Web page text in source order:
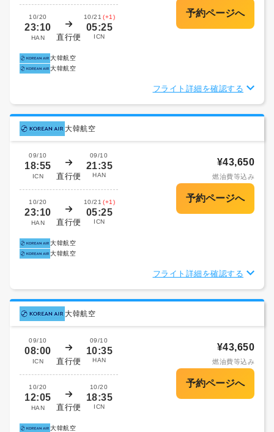
10/20
23:10
HAN 直行便
10/21 (+1)
05:25
ICN
大韓航空
大韓航空
フライト詳細を確認する
大韓航空
09/10
18:55
ICN 直行便
09/10
21:35
HAN
10/20
23:10
HAN 直行便
10/21 (+1)
05:25
ICN
¥43,650
燃油費等込み
大韓航空
大韓航空
フライト詳細を確認する
大韓航空
09/10
08:00
ICN 直行便
09/10
10:35
HAN
10/20
12:05
HAN 直行便
10/20
18:35
ICN
¥43,650
燃油費等込み
大韓航空